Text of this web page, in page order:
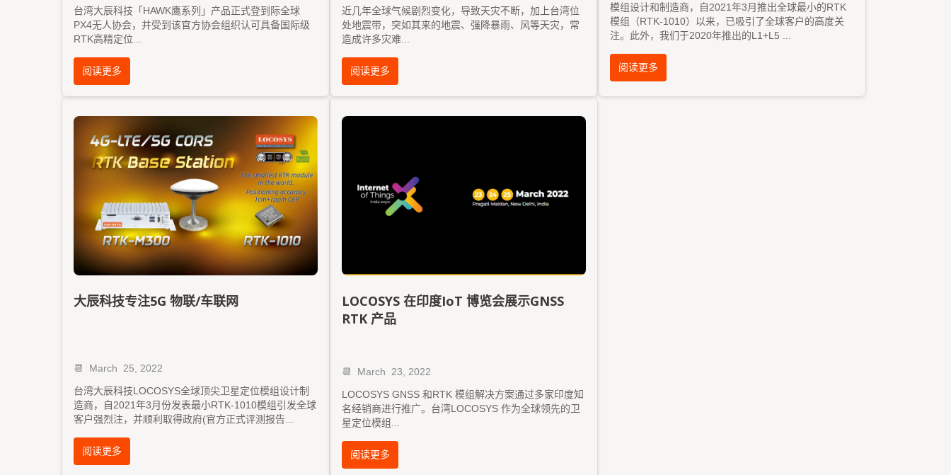
台湾大辰科技「HAWK鹰系列」产品正式登到际全球
PX4无人协会，并受到该官方协会组织认可具备国际级
RTK高精定位...
阅读更多
近几年全球气候剧烈变化，导致天灾不断，加上台湾位
处地震带，突如其来的地震、强降暴雨、风等天灾，常
造成许多灾难...
阅读更多
模组设计和制造商，自2021年3月推出全球最小的RTK
模组（RTK-1010）以来，已吸引了全球客户的高度关
注。此外，我们于2020年推出的L1+L5 ...
阅读更多
大辰科技专注5G 物联/车联网
📆 March 25, 2022
台湾大辰科技LOCOSYS全球顶尖卫星定位模组设计制
造商，自2021年3月份发表最小RTK-1010模组引发全球
客户强烈注，并顺利取得政府(官方正式评测报告
阅读更多
LOCOSYS 在印度IoT 博览会展示GNSS
RTK 产品
📆 March
23, 2022
LOCOSYS GNSS 和RTK 模组解决方案通过多家印度知
名经销商进行推广。台湾LOCOSYS 作为全球领先的卫
星定位模组
阅读更多